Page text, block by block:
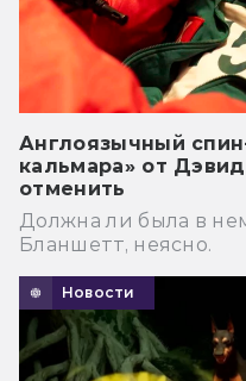
Англоязычный
кальмара» от
отменить
Должна ли была в
Бланшетт, неясно.
Новости